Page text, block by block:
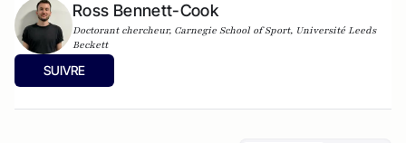
Ross Bennett-Cook
Doctorant chercheur, Carnegie School of Sport, Université Leeds
Beckett
SUIVRE